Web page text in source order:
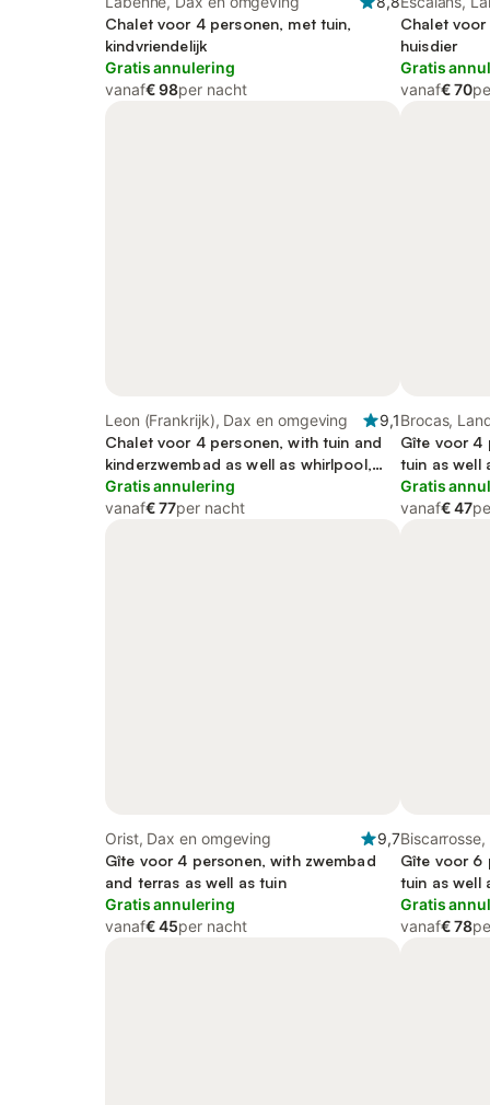
Chalet voor 4 personen, met tuin,
kindvriendelijk
Gratis annulering
vanaf€ 98per nacht
Chalet
huisdier
Gratis
vanaf€ 70
Leon (Frankrijk), Dax en omgeving
9,1
Chalet voor 4 personen, with tuin and
kinderzwembad as well as whirlpool,
kindvriendelijk
Gratis annulering
vanaf€ 77per nacht
Brocas,
Gîte voor 4
tuin as well
Gratis
vanaf€ 47
Orist, Dax en omgeving
9,7
Gîte voor 4 personen, with zwembad
and terras as well as tuin
Gratis annulering
vanaf€ 45per nacht
Biscarrosse,
Gîte voor 6
tuin as well
Gratis
vanaf€ 78